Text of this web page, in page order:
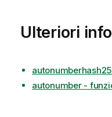
Ulteriori
autonumber -